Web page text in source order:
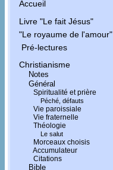
Accueil
Livre "Le fait Jésus"
"Le royaume de l'amour"
Pré-lectures
Christianisme
Notes
Général
Spiritualité et prière
Péché, défauts
Vie paroissiale
Vie fraternelle
Théologie
Le salut
Morceaux choisis
Accumulateur
Citations
Bible